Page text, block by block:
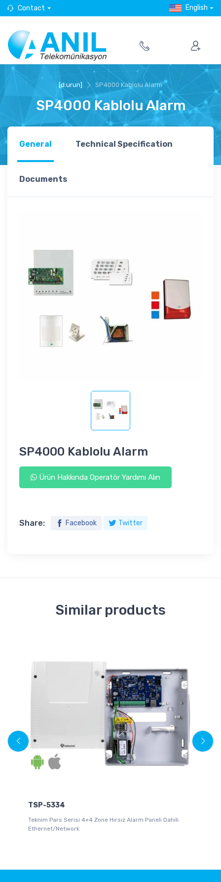
Contact English
[d:urun] SP4000 Kablolu Alarm
SP4000 Kablolu Alarm
General Technical Specification
Documents
SP4000 Kablolu Alarm
Ürün Hakkında Operatör Yardımı Alın
Share: Facebook Twitter
Similar products
TSP-5334
Teknim Pars Serisi 4+4 Zone Hırsız Alarm Paneli Dahili
Ethernet/Network